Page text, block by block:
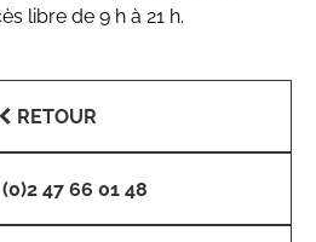
libre de 9 h à 21 h.
RETOUR
(0)2 47 66 01 48